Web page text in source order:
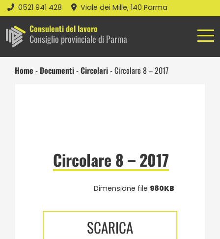
0521 941 428 Viale dei Mille, 140 Parma
Consulenti del lavoro
Consiglio provinciale di Parma
Home - Documenti-Circolari-Circolare 8 – 2017
Circolare 8 – 2017
Dimensione file 980KB
SCARICA